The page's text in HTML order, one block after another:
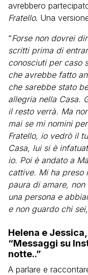
avrebbero
Fratello. Una
“Forse non dovrei
scritti prima di
conosciuti per caso
che avrebbe fatto
che sarebbe stato
allegria nella Casa.
il resto verrà. Ma
mai se mi nomini
Fratello, io vedrò il
Casa, lui si è
io. Poi è andato a
cattive. Mi ha preso
paura di amare,
una persona e
e non guardo chi
Helena e
“Messaggi su
notte..”
A parlare e